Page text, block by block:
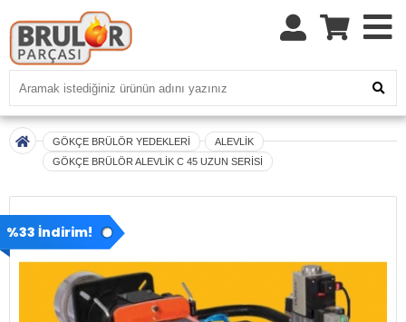
GÖKÇE BRÜLÖR YEDEKLERİ
ALEVLİK
GÖKÇE BRÜLÖR ALEVLİK C 45 UZUN SERİSİ
%33 İndirim!